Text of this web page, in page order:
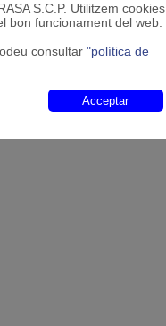
S.C.P. Utilitzem cookies
bon funcionament del web.
consultar "política de
Acceptar